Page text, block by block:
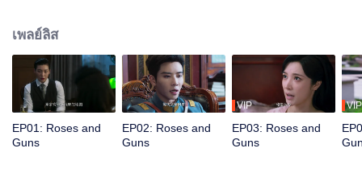
เพลย์ลิส
EP01: Roses and
Guns
EP02: Roses and
Guns
VIP
EP03: Roses and
Guns
VIP